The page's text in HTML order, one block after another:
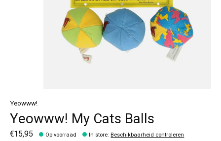
Yeowww!
Yeowww! My Cats Balls
€15,95 Op voorraad In store: Beschikbaarheid controleren